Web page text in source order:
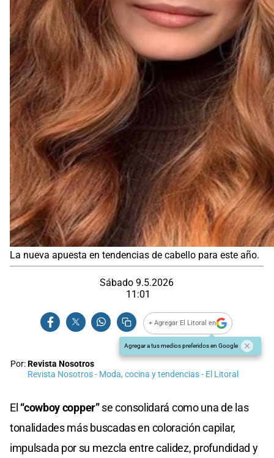
La nueva apuesta en tendencias de cabello para este año.
Sábado 9.5.2026
11:01
+ Agregar El Litoral en
Agregar a tus medios preferidos en Google
Por:Revista Nosotros
Revista Nosotros - Moda, cocina y tendencias - El Litoral
El “cowboy copper”se consolidará como una de las
tonalidades más buscadas en coloración capilar,
impulsada por su mezcla entre calidez, profundidad y